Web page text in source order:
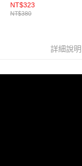
NT$323
NT$380
詳細說明